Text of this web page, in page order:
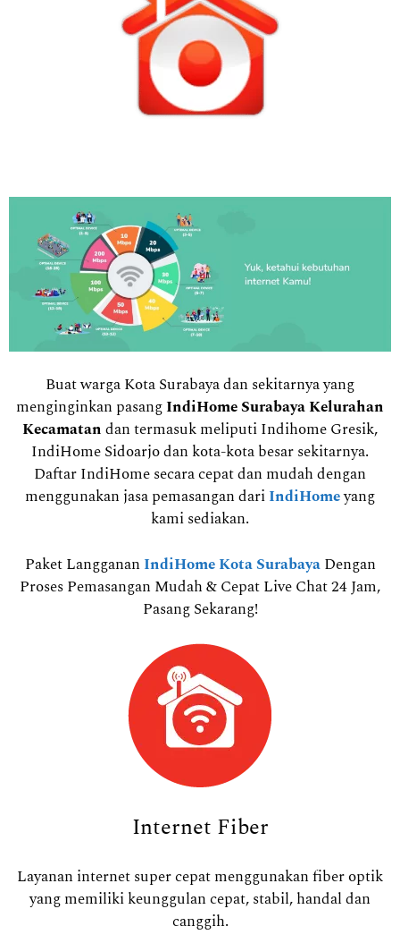
Buat warga Kota Surabaya dan sekitarnya yang
menginginkan pasangIndiHome Surabaya Kelurahan
Kecamatandan termasuk meliputi Indihome Gresik,
IndiHome Sidoarjo dan kota-kota besar sekitarnya.
Daftar IndiHome secara cepat dan mudah dengan
menggunakan jasa pemasangan dariIndiHomeyang
kami sediakan.
Paket Langganan IndiHome Kota SurabayaDengan
Proses Pemasangan Mudah & Cepat Live Chat 24 Jam,
Pasang Sekarang!
Internet Fiber
Layanan internet super cepat menggunakan fiber optik
yang memiliki keunggulan cepat, stabil, handal dan
canggih.